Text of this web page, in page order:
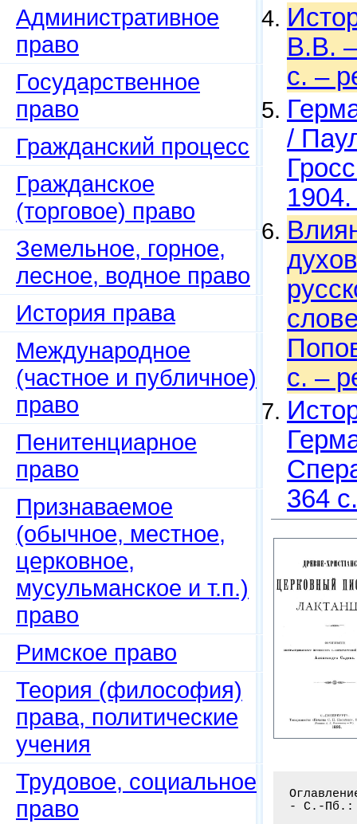
Административное
право
Государственное
право
Гражданский процесс
Гражданское
(торговое) право
Земельное, горное,
лесное, водное право
История права
Международное
(частное и публичное)
право
Пенитенциарное
право
Признаваемое
(обычное, местное,
церковное,
мусульманское и т.п.)
право
Римское право
Теория (философия)
права, политические
учения
Трудовое, социальное
право
В.В.
c. –
/
c. –
364
- С.-Пб.: